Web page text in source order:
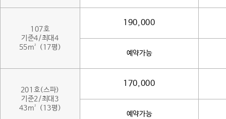
107호
기준4/최대4
55m² (17평)
190,000
예약가능
201호(스파)
기준2/최대3
43m² (13평)
170,000
예약가능